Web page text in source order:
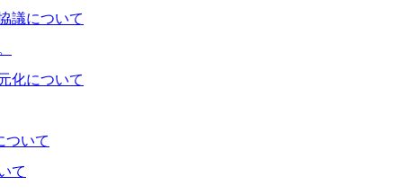
議について
化について
ついて
て